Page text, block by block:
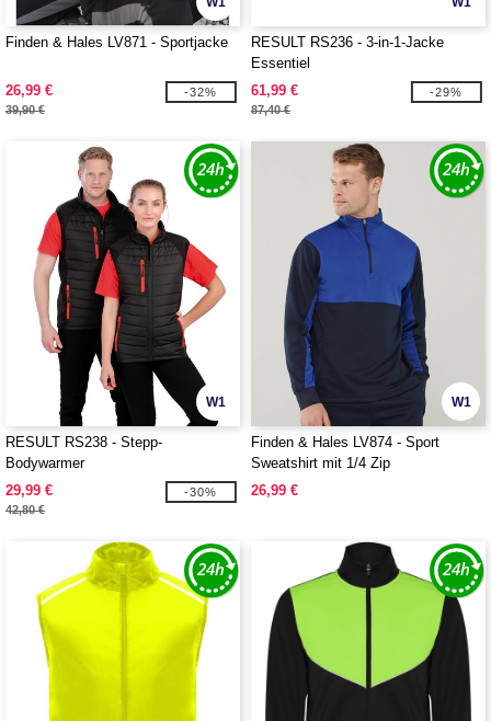
Finden & Hales LV871 - Sportjacke
26,99 €
39,90 €
-32%
RESULT RS236 - 3-in-1-Jacke
Essentiel
61,99 €
87,40 €
-29%
W1
RESULT RS238 - Stepp-
Bodywarmer
29,99 €
42,80 €
-30%
W1
Finden & Hales LV874 - Sport
Sweatshirt mit 1/4 Zip
26,99 €